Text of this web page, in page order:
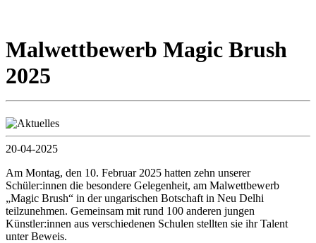
Malwettbewerb Magic Brush
2025
20-04-2025
Am Montag, den 10. Februar 2025 hatten zehn unserer
Schüler:innen die besondere Gelegenheit, am Malwettbewerb
„Magic Brush“ in der ungarischen Botschaft in Neu Delhi
teilzunehmen. Gemeinsam mit rund 100 anderen jungen
Künstler:innen aus verschiedenen Schulen stellten sie ihr Talent
unter Beweis.